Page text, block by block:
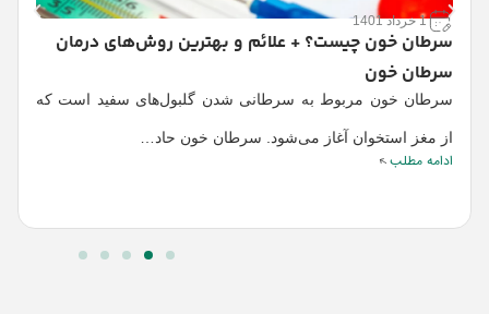
سرطان خون چیست؟ + علائم و بهترین روش‌های درمان
سرطان خون
سرطان خون مربوط به سرطانی شدن گلبول‌های سفید است که
از مغز استخوان آغاز می‌شود. سرطان خون حاد…
ادامه مطلب